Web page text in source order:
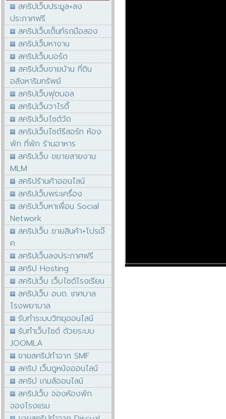
สคริปเว็บประมูล+ลง
ประกาศฟรี
สคริปเว็บเต็นท์รถมือสอง
สคริปเว็บหางาน
สคริปเว็บบอร์ด
สคริปเว็บขายบ้าน ที่ดิน
อสังหาริมทรัพย์
สคริปเว็บฟุตบอล
สคริปเว็บวาไรตี้
สคริปเว็บไซต์วัด
สคริปเว็บไซต์รีสอร์ท ห้อง
พัก ที่พัก ร้านอาหาร
สคริปเว็บ ขยายสายงาน
MLM
สคริปร้านค้าออนไลน์
สคริปเว็บพระเครื่อง
สคริปเว็บหาเพื่อน Social
Network
สคริปเว็บ ขายสินค้า+โปรเจ๊
ค
สคริปเว็บลงประกาศฟรี
สคริป Hosting
สคริปเว็บ เว็บไซต์โรงเรียน
สคริปเว็บ อบต. เทศบาล
โรงพยาบาล
รับทำระบบวิทยุออนไลน์
รับทำเว็บไซต์ ด้วยระบบ
JOOMLA
ขายสคริปทำจาก SMF
สคริป เว็บดูหนังออนไลน์
สคริป เกมส์ออนไลน์
สคริปเว็บ จองห้องพัก
จองโรงแรม